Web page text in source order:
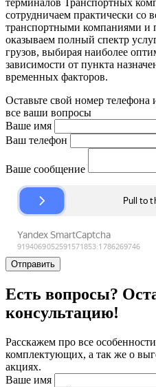
терминалов Транспортных
сотрудничаем практически со
транспортными компаниями и
оказываем полный спектр
грузов, выбирая наиболее
зависимости от пункта
временных факторов.
Оставьте свой номер телефона
все ваши вопросы
Ваше имя
Ваш телефон
Ваше сообщение
Отправить
Есть вопросы?
консультацию!
Расскажем про все
комплектующих, а так же о
акциях.
Ваше имя